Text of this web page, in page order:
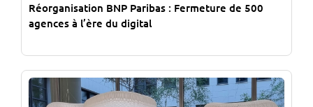
Réorganisation BNP Paribas : Fermeture de 500
agences à l’ère du digital